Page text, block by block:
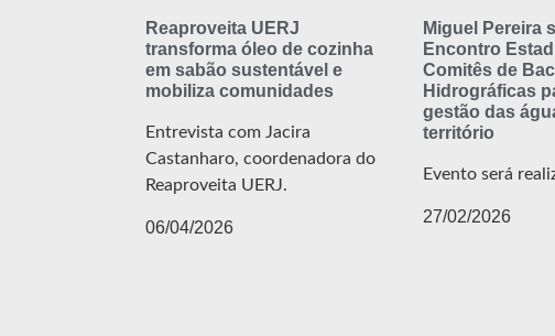
Reaproveita UERJ
transforma óleo de cozinha
em sabão sustentável e
mobiliza comunidades
Entrevista com Jacira
Castanharo, coordenadora do
Reaproveita UERJ.
06/04/2026
Miguel Pereira
Encontro
Comitês de
Hidrográficas
gestão das
território
Evento será
27/02/2026